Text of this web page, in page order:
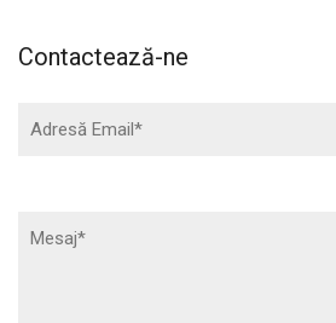
Contactează-ne